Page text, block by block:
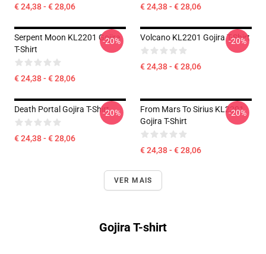
€ 24,38 - € 28,06 € 24,38 - € 28,06
Serpent Moon KL2201 Gojira
T-Shirt
€ 24,38 - € 28,06
-20% Volcano KL2201 Gojira T-Shirt
€ 24,38 - € 28,06
-20%
Death Portal Gojira T-Shirt
€ 24,38 - € 28,06
-20%
From Mars To Sirius KL2201
Gojira T-Shirt
€ 24,38 - € 28,06
-20%
VER MAIS
Gojira T-shirt